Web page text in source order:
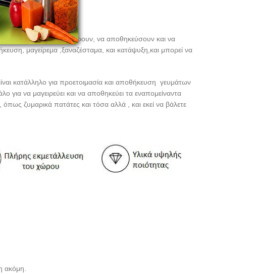
για να ψήσουν, να σερβίρουν, να αποθηκεύσουν και να
μαγείρεμα ,ξαναζέσταμα, και κατάψυξη,και μπορεί να
κατάλληλο για προετοιμασία και αποθήκευση γευμάτων
για να μαγειρεύει και να αποθηκεύει τα εναπομείναντα
ζυμαρικά πατάτες και τόσα αλλά , και εκεί να βάλετε
ακόμη.